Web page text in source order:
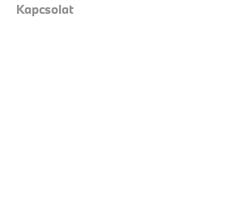
Kapcsolat